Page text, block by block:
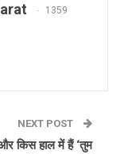
1359
NEXT POST
किस हाल में हैं ‘तुम